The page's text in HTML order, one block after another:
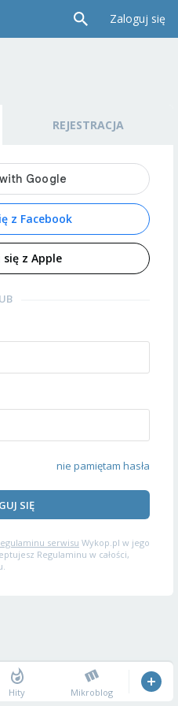
Zaloguj się
REJESTRACJA
z Facebook
z Apple
nie pamiętam hasła
SIĘ
serwisu Wykop.pl w jego
Regulaminu w całości,
Hity Mikroblog